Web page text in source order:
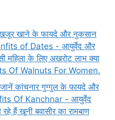
खजूर खाने के फायदे और नुकसान
of Dates - आयुर्वेद और
महिला के लिए अखरोट लाभ क्या
Of Walnuts For Women.
कांचनार गुग्गुल के फायदे और
Of Kanchnar - आयुर्वेद
हैं खूनी बवासीर का रामबाण